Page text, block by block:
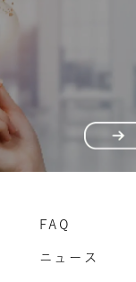
FAQ
ニュース